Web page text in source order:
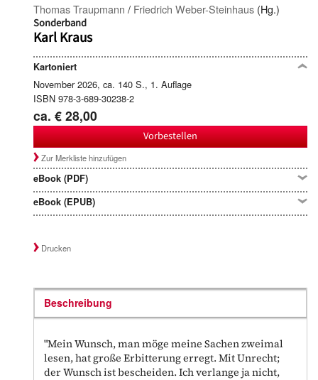
Thomas Traupmann / Friedrich Weber-Steinhaus (Hg.)
Sonderband
Karl Kraus
Kartoniert
November 2026, ca. 140 S., 1. Auflage
ISBN 978-3-689-30238-2
ca. € 28,00
Vorbestellen
Zur Merkliste hinzufügen
eBook (PDF)
eBook (EPUB)
Drucken
Beschreibung
"Mein Wunsch, man möge meine Sachen zweimal
lesen, hat große Erbitterung erregt. Mit Unrecht;
der Wunsch ist bescheiden. Ich verlange ja nicht,